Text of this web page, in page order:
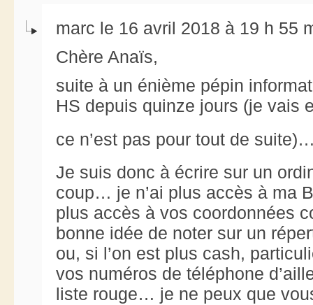
marc le 16 avril 2018 à 19 h 55
Chère Anaïs,
suite à un énième pépin
HS depuis quinze jours (je vais
ce n’est pas pour tout de
Je suis donc à écrire sur un
coup… je n’ai plus accès à ma
plus accès à vos coordonnées
bonne idée de noter sur un
ou, si l’on est plus cash,
vos numéros de téléphone
liste rouge… je ne peux que